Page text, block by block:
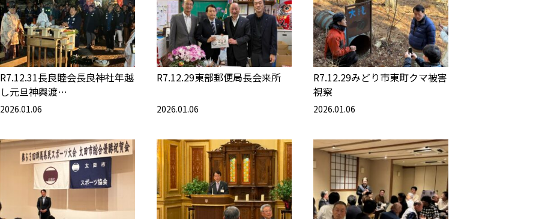
R7.12.31長良睦会長良神社年越
し元旦神輿渡…
2026.01.06
R7.12.29東部郵便局長会来所
2026.01.06
R7.12.29みどり市東町クマ被害
視察
2026.01.06